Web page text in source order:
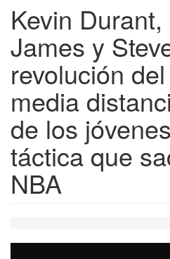
Kevin
James y
revolución
media
de los
táctica que
NBA